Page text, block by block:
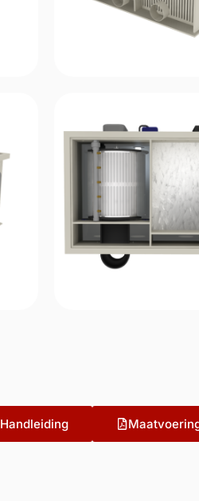
Handleiding